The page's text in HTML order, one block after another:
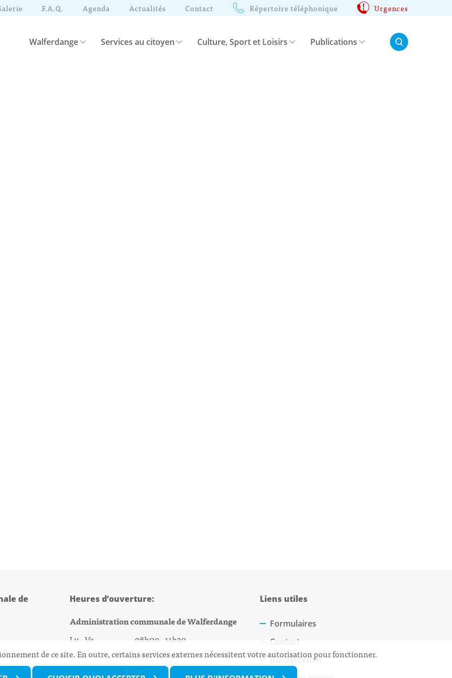
F.A.Q. Agenda Actualités Contact Répertoire téléphonique Urgences
Walferdange Services au citoyen Culture, Sport et Loisirs Publications Rechercher:
de
Heures d’ouverture:
Administration communale de Walferdange
Lu - Ve 08h00 - 11h30
13h30 - 16h00
Biergercenter
Liens utiles
Formulaires
Contact
Biergercenter
de ce site. En outre, certains services externes nécessitent votre autorisation pour fonctionner.